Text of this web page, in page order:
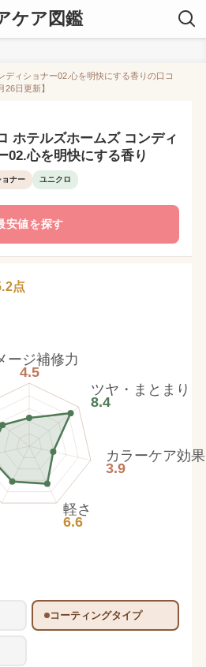
ケア図鑑
ディショナー02.心を明快にする香りの口コ
26日更新】
ホテルズホームズ コンディ
02.心を明快にする香り
ョナー ユニクロ
安値を探す
点
ージ補修力
4.5
ツヤ・まとまり
8.4
カラーケア効果
3.9
軽さ
6.6
コーティングタイプ